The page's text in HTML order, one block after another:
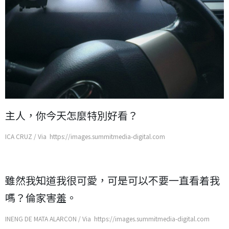
主人，你今天怎麼特別好看？
ICA CRUZ / Via https://images.summitmedia-digital.com
雖然我知道我很可愛，可是可以不要一直看着我
嗎？倫家害羞。
INENG DE MATA ALARCON / Via https://images.summitmedia-digital.com